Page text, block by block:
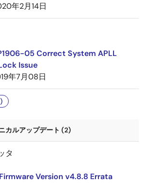
年2月14日
05 Correct System APLL
Issue
年7月08日
カルアップデート (2)
タ
Version v4.8.8 Errata